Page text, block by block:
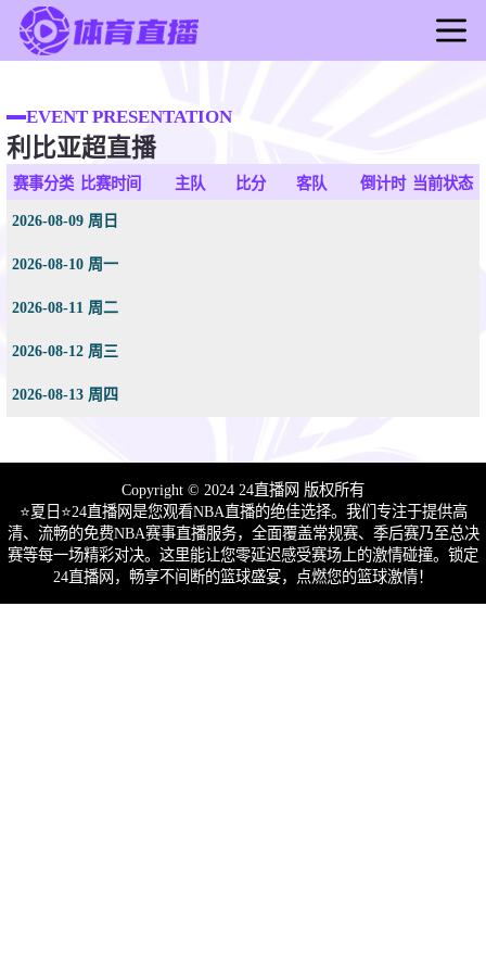
足球直播
篮球直播
足球录像
篮球新闻
EVENT PRESENTATION
利比亚超直播
赛事分类 比赛时间 主队 比分 客队 倒计时 当前状态
2026-08-09 周日
2026-08-10 周一
2026-08-11 周二
2026-08-12 周三
2026-08-13 周四
Copyright © 2024 24直播网 版权所有
⭐️夏日⭐24直播网是您观看NBA直播的绝佳选择。我们专注于提供高
清、流畅的免费NBA赛事直播服务，全面覆盖常规赛、季后赛乃至总决
赛等每一场精彩对决。这里能让您零延迟感受赛场上的激情碰撞。锁定
24直播网，畅享不间断的篮球盛宴，点燃您的篮球激情！